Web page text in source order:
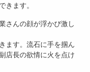
きます。
さんの顔が浮かび激し
ます。流石に手を掴ん
店長の欲情に火を点け